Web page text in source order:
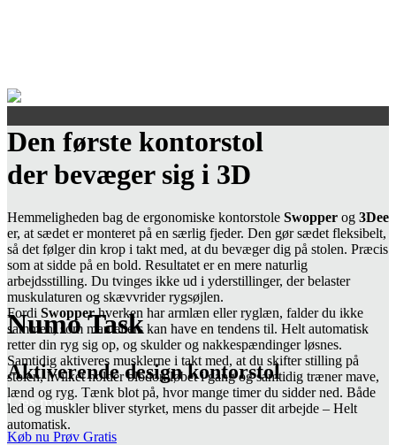
Numo Task
Aktiverende design kontorstol
Læs mere
Køb nu Prøv Gratis
Den første kontorstol
der bevæger sig i 3D
Hemmeligheden bag de ergonomiske kontorstole Swopper og 3Dee
er, at sædet er monteret på en særlig fjeder. Den gør sædet fleksibelt,
så det følger din krop i takt med, at du bevæger dig på stolen. Præcis
som at sidde på en bold. Resultatet er en mere naturlig
arbejdsstilling. Du tvinges ikke ud i yderstillinger, der belaster
muskulaturen og skævvrider rygsøjlen.
Fordi Swopperhverken har armlæn eller ryglæn, falder du ikke
sammen, som man ellers kan have en tendens til. Helt automatisk
retter din ryg sig op, og skulder og nakkespændinger løsnes.
Samtidig aktiveres musklerne i takt med, at du skifter stilling på
stolen, hvilket holder blodomløbet i gang og samtidig træner mave,
lænd og ryg. Tænk blot på, hvor mange timer du sidder ned. Både
led og muskler bliver styrket, mens du passer dit arbejde – Helt
automatisk.